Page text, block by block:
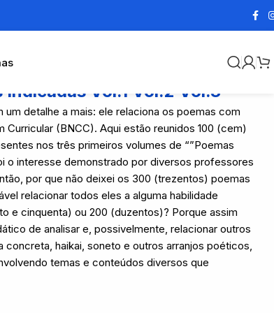
Vol.1 Vol.2 Vol.3
detalhe a mais: ele relaciona os poemas com
(BNCC). Aqui estão reunidos 100 (cem)
nos três primeiros volumes de “”Poemas
o interesse demonstrado por diversos professores
por que não deixei os 300 (trezentos) poemas
relacionar todos eles a alguma habilidade
e cinquenta) ou 200 (duzentos)? Porque assim
de analisar e, possivelmente, relacionar outros
haikai, soneto e outros arranjos poéticos,
temas e conteúdos diversos que